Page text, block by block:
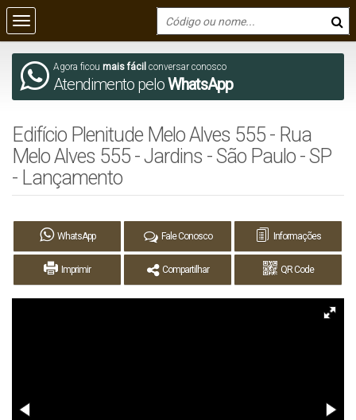
Agora ficou mais fácil conversar conosco
Atendimento peloWhatsApp
Edifício Plenitude Melo Alves 555 - Rua
Melo Alves 555 - Jardins - São Paulo - SP
- Lançamento
WhatsApp Fale Conosco Informações
Imprimir Compartilhar QR Code